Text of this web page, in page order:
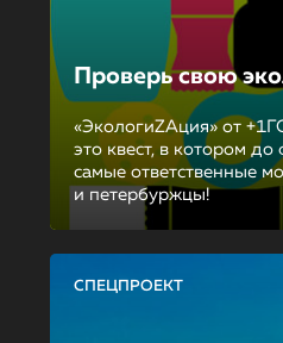
Проверь свою
«ЭкологиZAция» от
это квест, в котором
самые ответственные
и петербуржцы!
СПЕЦПРОЕКТ